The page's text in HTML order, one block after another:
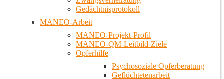
Gedächtnisprotokoll
MANEO-Arbeit
MANEO-Projekt-Profil
MANEO-QM-Leitbild-Ziele
Opferhilfe
Psychosoziale Opferberatung
Geflüchtetenarbeit